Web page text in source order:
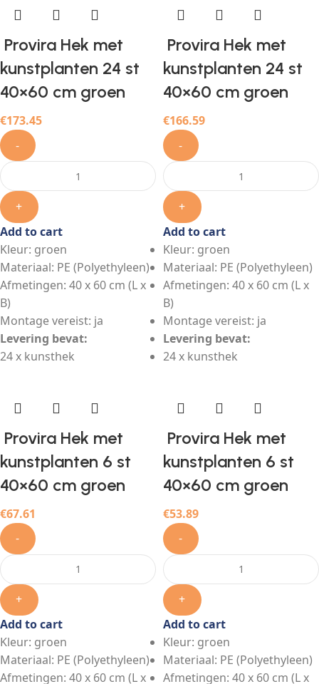
Provira Hek met
kunstplanten 24 st
40×60 cm groen
€173.45
-
+
Add to cart
Kleur: groen
Materiaal: PE (Polyethyleen)
Afmetingen: 40 x 60 cm (L x
B)
Montage vereist: ja
Levering bevat:
24 x kunsthek
Provira Hek met
kunstplanten 24 st
40×60 cm groen
€166.59
-
+
Add to cart
Kleur: groen
Materiaal: PE (Polyethyleen)
Afmetingen: 40 x 60 cm (L x
B)
Montage vereist: ja
Levering bevat:
24 x kunsthek
Provira Hek met
kunstplanten 6 st
40×60 cm groen
€67.61
-
+
Add to cart
Kleur: groen
Materiaal: PE (Polyethyleen)
Afmetingen: 40 x 60 cm (L x
Provira Hek met
kunstplanten 6 st
40×60 cm groen
€53.89
-
+
Add to cart
Kleur: groen
Materiaal: PE (Polyethyleen)
Afmetingen: 40 x 60 cm (L x